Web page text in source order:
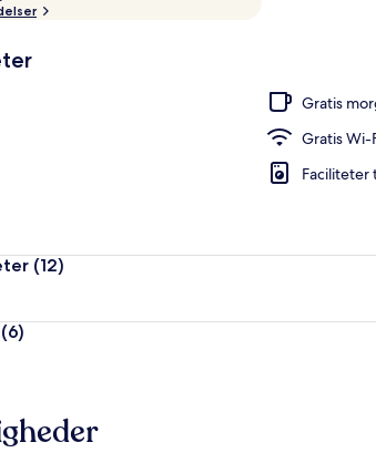
e
a
f
d
Gratis
Gratis Wi-
Faciliteter
(12)
(6)